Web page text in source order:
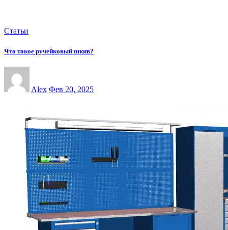
Статьи
Что такое ручейковый шкив?
Alex Фев 20, 2025